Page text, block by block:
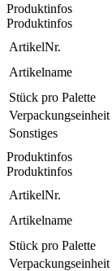
Produktinfos
Produktinfos
ArtikelNr.
Artikelname
Stück pro Palette
Verpackungseinheit
Sonstiges
Produktinfos
Produktinfos
ArtikelNr.
Artikelname
Stück pro Palette
Verpackungseinheit